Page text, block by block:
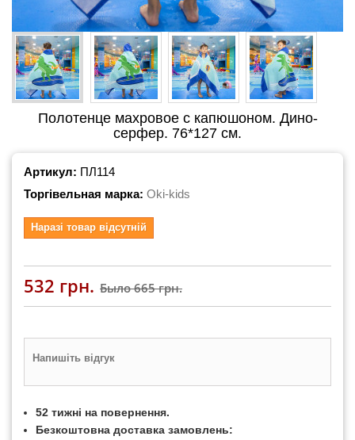
Полотенце махровое с капюшоном. Дино-
серфер. 76*127 см.
Артикул: ПЛ114
Торгівельная марка: Oki-kids
Наразі товар відсутній
532 грн. Было665 грн.
Напишіть відгук
52 тижні на повернення.
Безкоштовна доставка замовлень: